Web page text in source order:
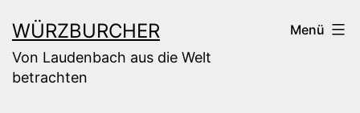
Inhalt
springen
WÜRZBURCHER
Von Laudenbach aus die Welt
betrachten
Menü